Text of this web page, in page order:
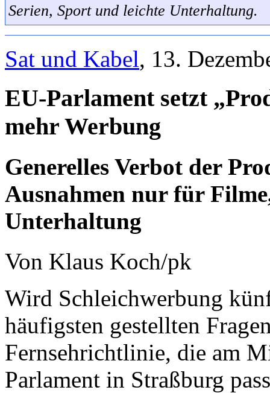
Serien, Sport und leichte Unterhaltung.
Sat und Kabel, 13.
EU-Parlament setzt
mehr Werbung
Generelles Verbot der
Ausnahmen nur für
Unterhaltung
Von Klaus Koch/pk
Wird Schleichwerbung
häufigsten gestellten
Fernsehrichtlinie, die am
Parlament in Straßburg